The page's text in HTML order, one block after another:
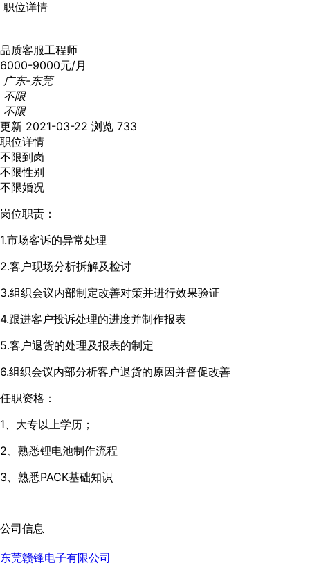
职位详情
品质客服工程师
6000-9000元/月
广东-东莞
不限
不限
更新 2021-03-22 浏览 733
职位详情
不限到岗
不限性别
不限婚况
岗位职责：
1.市场客诉的异常处理
2.客户现场分析拆解及检讨
3.组织会议内部制定改善对策并进行效果验证
4.跟进客户投诉处理的进度并制作报表
5.客户退货的处理及报表的制定
6.组织会议内部分析客户退货的原因并督促改善
任职资格：
1、大专以上学历；
2、熟悉锂电池制作流程
3、熟悉PACK基础知识
公司信息
东莞赣锋电子有限公司